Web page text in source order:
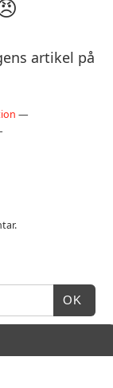
artikel på
—
OK